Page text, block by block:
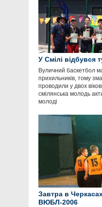
У Смілі відбувся
Вуличний баскетбол
прихильників, тому
проводили у двох
смілянська молодь
молоді
Завтра в
ВЮБЛ-2006